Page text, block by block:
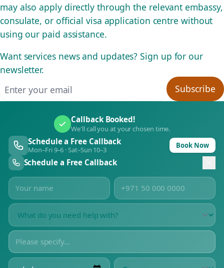
may also apply directly through the relevant embassy,
consulate, or official visa application centre without
using our paid assistance.
Want services news and updates? Sign up for our
newsletter.
Subscribe
Callback Booked!
We'll call you at your chosen time.
Schedule a Free Callback
Mon–Fri 9–6 · Sat–Sun 10–3 Book Now
Schedule a Free Callback